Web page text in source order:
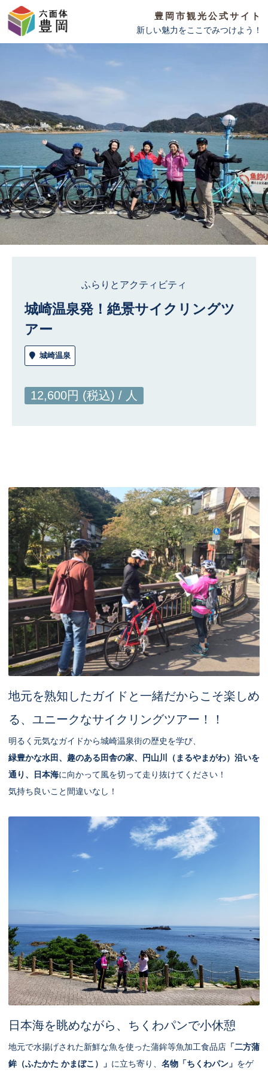
豊岡市観光公式サイト
新しい魅力をここでみつけよう！
ふらりとアクティビティ
城崎温泉発！絶景サイクリングツ
アー
城崎温泉
12,600円 (税込) / 人
地元を熟知したガイドと一緒だからこそ楽しめ
る、ユニークなサイクリングツアー！！
明るく元気なガイドから城崎温泉街の歴史を学び、
緑豊かな水田、趣のある田舎の家、円山川（まるやまがわ）沿いを
通り、日本海に向かって風を切って走り抜けてください！
気持ち良いこと間違いなし！
日本海を眺めながら、ちくわパンで小休憩
地元で水揚げされた新鮮な魚を使った蒲鉾等魚加工食品店 「二方蒲
鉾（ふたかた かまぼこ）」 に立ち寄り、 名物「ちくわパン」 をゲ